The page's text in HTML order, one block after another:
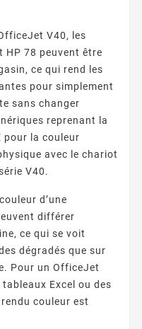
V40, les
HP 78 peuvent être
ce qui rend les
pour simplement
sans changer
reprenant la
pour la couleur
avec le chariot
V40.
d’une
différer
ce qui se voit
dégradés que sur
Pour un OfficeJet
Excel ou des
couleur est